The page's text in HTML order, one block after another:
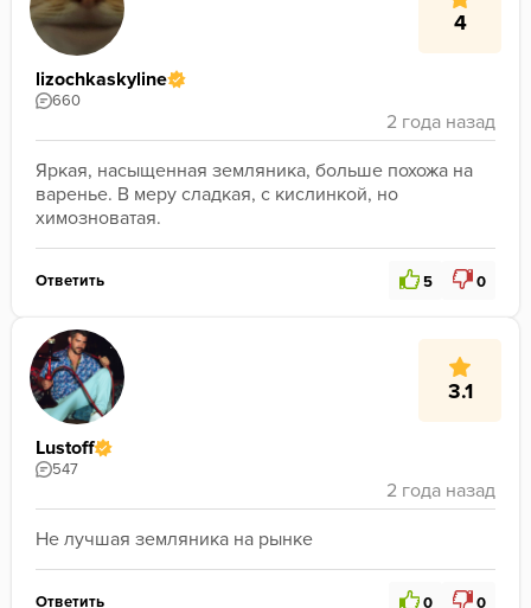
4
lizochkaskyline
660
Яркая, насыщенная земляника, больше похожа на
варенье. В меру сладкая, с кислинкой, но
химозноватая.
Ответить 5 0
3.1
Lustoff
547
Не лучшая земляника на рынке
Ответить 0 0